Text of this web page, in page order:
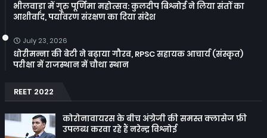
भीलवाड़ा में गुरु पूर्णिमा महोत्सव: कुलदीप बिश्नोई ने लिया संतों का
आशीर्वाद, पर्यावरण संरक्षण का दिया संदेश
July 23, 2026
धोरीमन्ना की बेटी ने बढ़ाया गौरव, RPSC सहायक आचार्य (संस्कृत)
परीक्षा में राजस्थान में चौथा स्थान
REET 2022
कोरोनावायरस के बीच अंग्रेजी की समस्त क्लासेज फ्री
उपलब्ध करवा रहे हैं नरेन्द्र विश्नोई